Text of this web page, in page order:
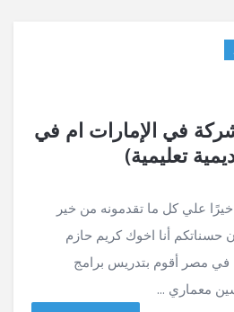
في الإمارات ام في
تعليمية)
خيرًا علي كل ما تقدمونه من خير
حسناتكم أنا اخوك كريم حازم
مصر أقوم بتدريس برامج
معماري ...